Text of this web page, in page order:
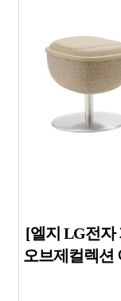
[엘지 LG전자
오브제컬렉션